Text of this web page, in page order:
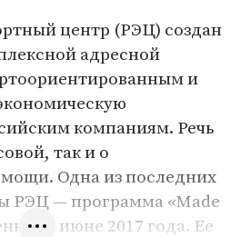
центр (РЭЦ) создан
адресной
и
компаниям. Речь
так и о
Одна из последних
РЭЦ — программа «Made
в июне 2017 года. Ее